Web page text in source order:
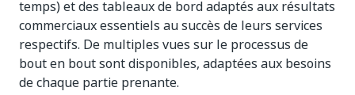
temps) et des tableaux de bord adaptés aux résultats
commerciaux essentiels au succès de leurs services
respectifs. De multiples vues sur le processus de
bout en bout sont disponibles, adaptées aux besoins
de chaque partie prenante.